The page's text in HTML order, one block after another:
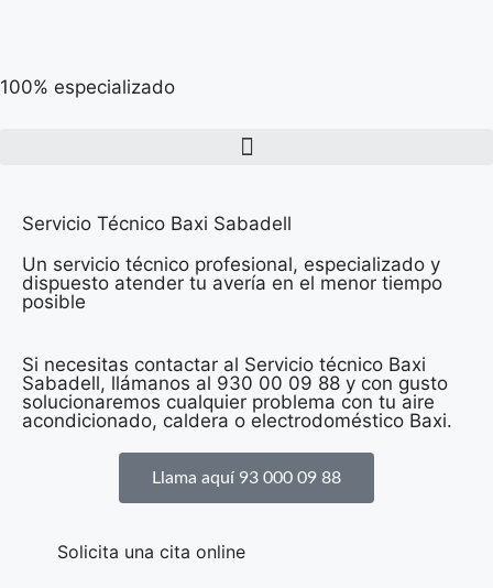
100% especializado
Servicio Técnico Baxi Sabadell
Un servicio técnico profesional, especializado y
dispuesto atender tu avería en el menor tiempo
posible
Si necesitas contactar al Servicio técnico Baxi
Sabadell, llámanos al 930 00 09 88 y con gusto
solucionaremos cualquier problema con tu aire
acondicionado, caldera o electrodoméstico Baxi.
Llama aquí 93 000 09 88
Solicita una cita online